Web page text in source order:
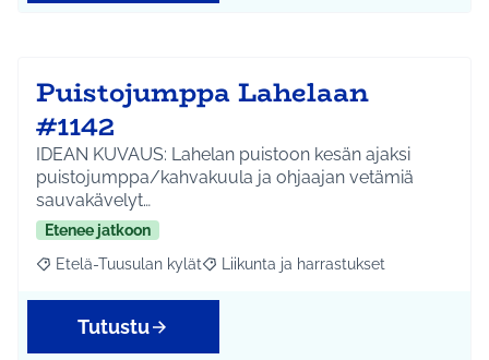
Puistojumppa Lahelaan
#1142
IDEAN KUVAUS: Lahelan puistoon kesän ajaksi
puistojumppa/kahvakuula ja ohjaajan vetämiä
sauvakävelyt…
Etenee jatkoon
Rajaa tulokset aihepiirin mukaan: Etelä-Tuusulan kylät
Etelä-Tuusulan kylät Rajaa tulokset teeman mukaan:
Liikunta ja harrastukset
Tutustu